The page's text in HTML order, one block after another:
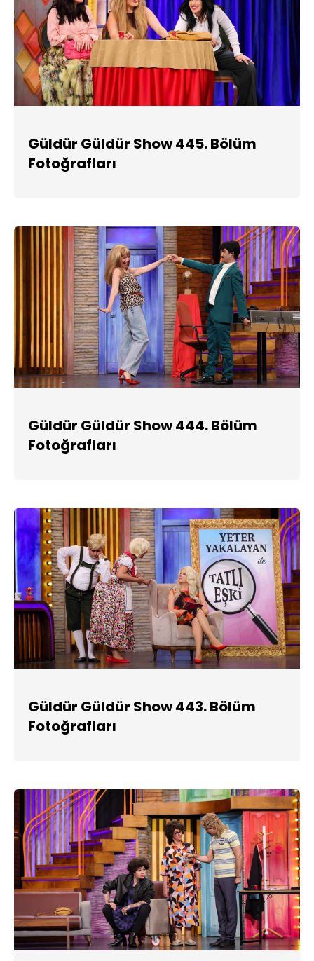
Güldür Güldür Show 445. Bölüm
Fotoğrafları
Güldür Güldür Show 444. Bölüm
Fotoğrafları
Güldür Güldür Show 443. Bölüm
Fotoğrafları